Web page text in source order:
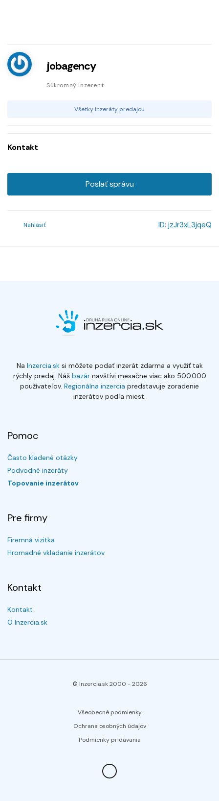
jobagency
Súkromný inzerent
Všetky inzeráty predajcu
Kontakt
Poslať správu
Nahlásiť ID: jzJr3xL3jqeQ
Na Inzercia.sksi môžete podať inzerát zdarma a využiť tak
rýchly predaj. Náš bazárnavštívi mesačne viac ako 500.000
používateľov. Regionálna inzercia predstavuje zoradenie
inzerátov podľa miest.
Pomoc
Často kladené otázky
Podvodné inzeráty
Topovanie inzerátov
Pre firmy
Firemná vizitka
Hromadné vkladanie inzerátov
Kontakt
Kontakt
O Inzercia.sk
© Inzercia.sk 2000 -2026
Všeobecné podmienky
Ochrana osobných údajov
Podmienky pridávania